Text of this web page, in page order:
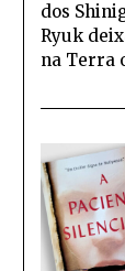
dos
Ryuk
na Terra